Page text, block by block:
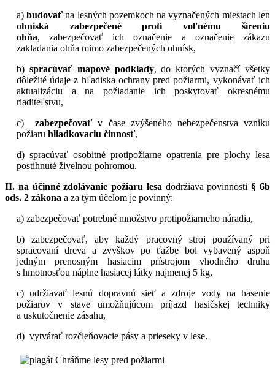
a)budovaťna lesných pozemkoch na vyznačených miestach len
ohniská zabezpečené proti voľnému šíreniu
ohňa, zabezpečovať ich označenie a označenie zákazu
zakladania ohňa mimo zabezpečených ohnísk,
b) spracúvať mapové podklady, do ktorých vyznačí všetky
dôležité údaje z hľadiska ochrany pred požiarmi, vykonávať ich
aktualizáciu a na požiadanie ich poskytovať okresnému
riaditeľstvu,
c)zabezpečovaťv čase zvýšeného nebezpečenstva vzniku
požiaru hliadkovaciu činnosť,
d) spracúvať osobitné protipožiarne opatrenia pre plochy lesa
postihnuté živelnou pohromou.
II. na účinné zdolávanie požiaru lesa dodržiava povinnosti § 6b
ods. 2 zákona a za tým účelom je povinný:
a) zabezpečovať potrebné množstvo protipožiarneho náradia,
b) zabezpečovať, aby každý pracovný stroj používaný pri
spracovaní dreva a zvyškov po ťažbe bol vybavený aspoň
jedným prenosným hasiacim prístrojom vhodného druhu
s hmotnosťou náplne hasiacej látky najmenej 5 kg,
c) udržiavať lesnú dopravnú sieť a zdroje vody na hasenie
požiarov v stave umožňujúcom príjazd hasičskej techniky
a uskutočnenie zásahu,
d) vytvárať rozčleňovacie pásy a prieseky v lese.